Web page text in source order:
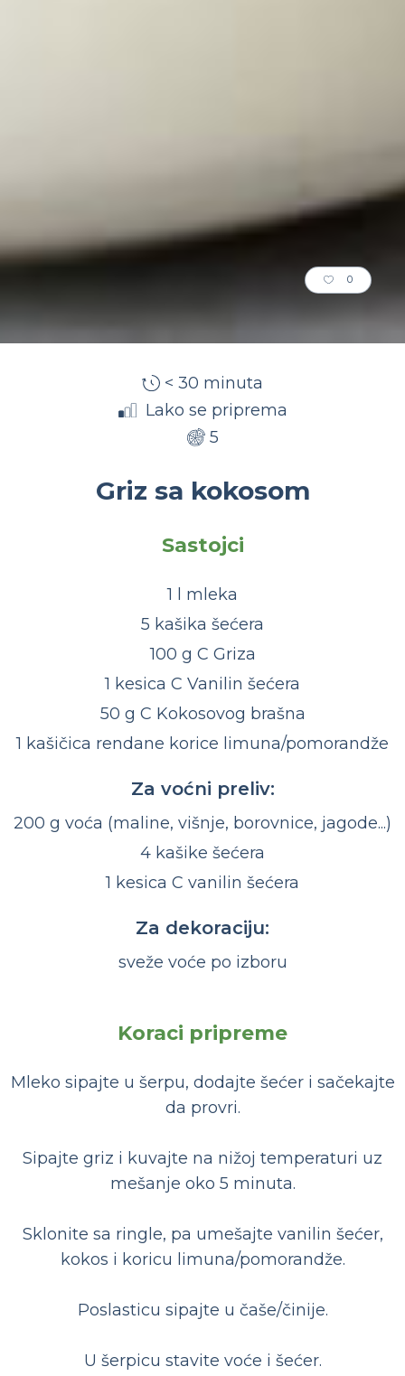
0
< 30 minuta
Lako se priprema
5
Griz sa kokosom
Sastojci
1 l mleka
5 kašika šećera
100 g C Griza
1 kesica C Vanilin šećera
50 g C Kokosovog brašna
1 kašičica rendane korice limuna/pomorandže
Za voćni preliv:
200 g voća (maline, višnje, borovnice, jagode...)
4 kašike šećera
1 kesica C vanilin šećera
Za dekoraciju:
sveže voće po izboru
Koraci pripreme
Mleko sipajte u šerpu, dodajte šećer i sačekajte
da provri.
Sipajte griz i kuvajte na nižoj temperaturi uz
mešanje oko 5 minuta.
Sklonite sa ringle, pa umešajte vanilin šećer,
kokos i koricu limuna/pomorandže.
Poslasticu sipajte u čaše/činije.
U šerpicu stavite voće i šećer.